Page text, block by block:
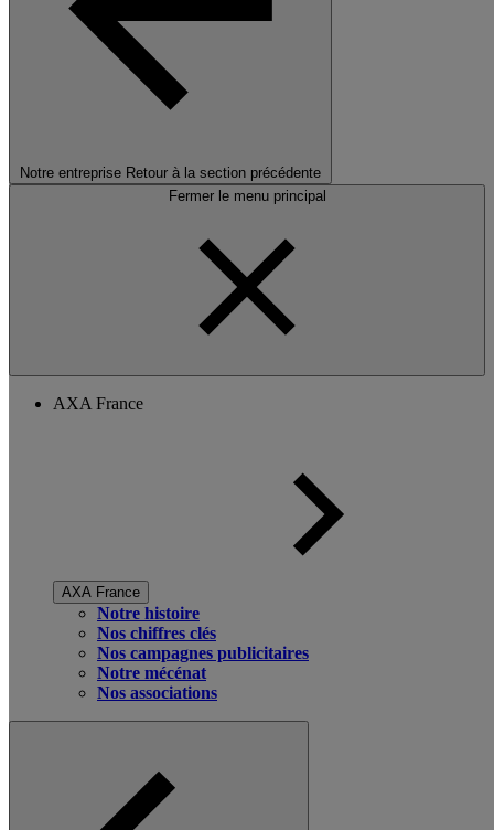
Notre entreprise Retour à la section précédente
Fermer le menu principal
AXA France
AXA France
Notre histoire
Nos chiffres clés
Nos campagnes publicitaires
Notre mécénat
Nos associations